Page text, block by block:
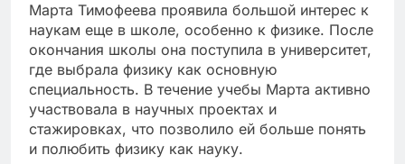
Марта Тимофеева проявила большой интерес к
наукам еще в школе, особенно к физике. После
окончания школы она поступила в университет,
где выбрала физику как основную
специальность. В течение учебы Марта активно
участвовала в научных проектах и
стажировках, что позволило ей больше понять
и полюбить физику как науку.